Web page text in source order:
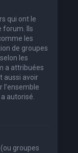
qui ont le
forum. Ils
les
de groupes
les
a attribuées
aussi avoir
l’ensemble
autorisé.
groupes